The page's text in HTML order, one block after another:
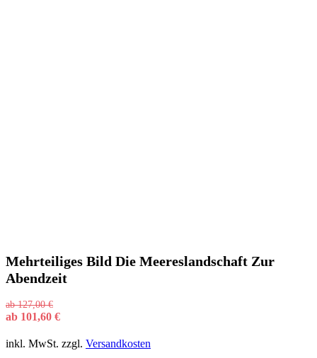
Mehrteiliges Bild Die Meereslandschaft Zur
Abendzeit
ab127,00€
ab 101,60 €
inkl. MwSt. zzgl. Versandkosten